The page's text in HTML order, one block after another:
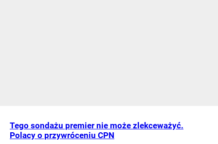
Tego sondażu premier nie może zlekceważyć.
Polacy o przywróceniu CPN